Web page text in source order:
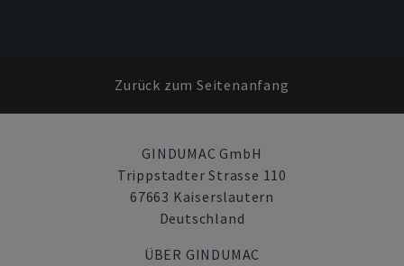
Zurück zum Seitenanfang
GINDUMAC GmbH
Trippstadter Strasse 110
67663 Kaiserslautern
Deutschland
ÜBER GINDUMAC